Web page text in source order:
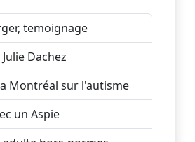
temoignage
Dachez
Montréal sur l'autisme
un Aspie